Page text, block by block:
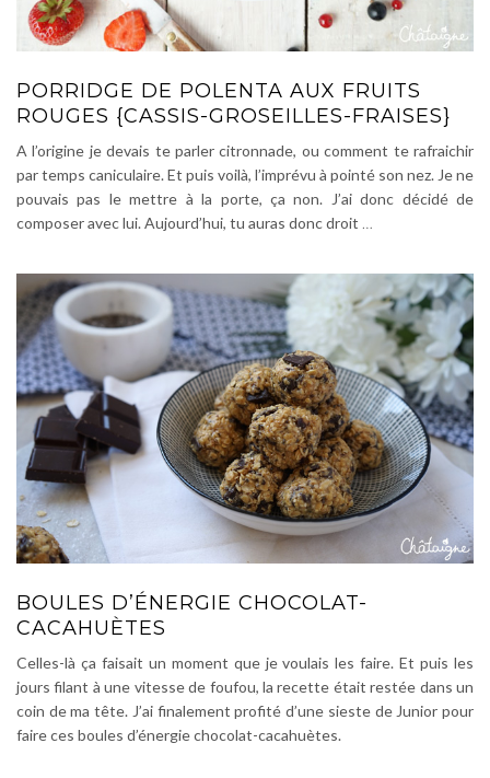
PORRIDGE DE POLENTA AUX FRUITS
ROUGES {CASSIS-GROSEILLES-FRAISES}
A l’origine je devais te parler citronnade, ou comment te rafraichir
par temps caniculaire. Et puis voilà, l’imprévu à pointé son nez. Je ne
pouvais pas le mettre à la porte, ça non. J’ai donc décidé de
composer avec lui. Aujourd’hui, tu auras donc droit …
BOULES D’ÉNERGIE CHOCOLAT-
CACAHUÈTES
Celles-là ça faisait un moment que je voulais les faire. Et puis les
jours filant à une vitesse de foufou, la recette était restée dans un
coin de ma tête. J’ai finalement profité d’une sieste de Junior pour
faire ces boules d’énergie chocolat-cacahuètes.